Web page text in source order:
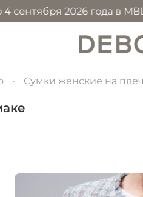
2026 года в МВЦ «Крокус
Сумки женские на